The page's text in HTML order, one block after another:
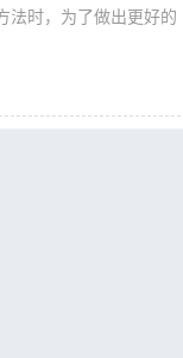
法时，为了做出更好的